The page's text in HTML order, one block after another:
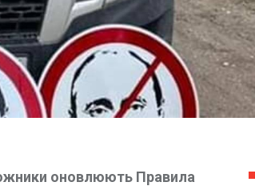
оновлюють Правила